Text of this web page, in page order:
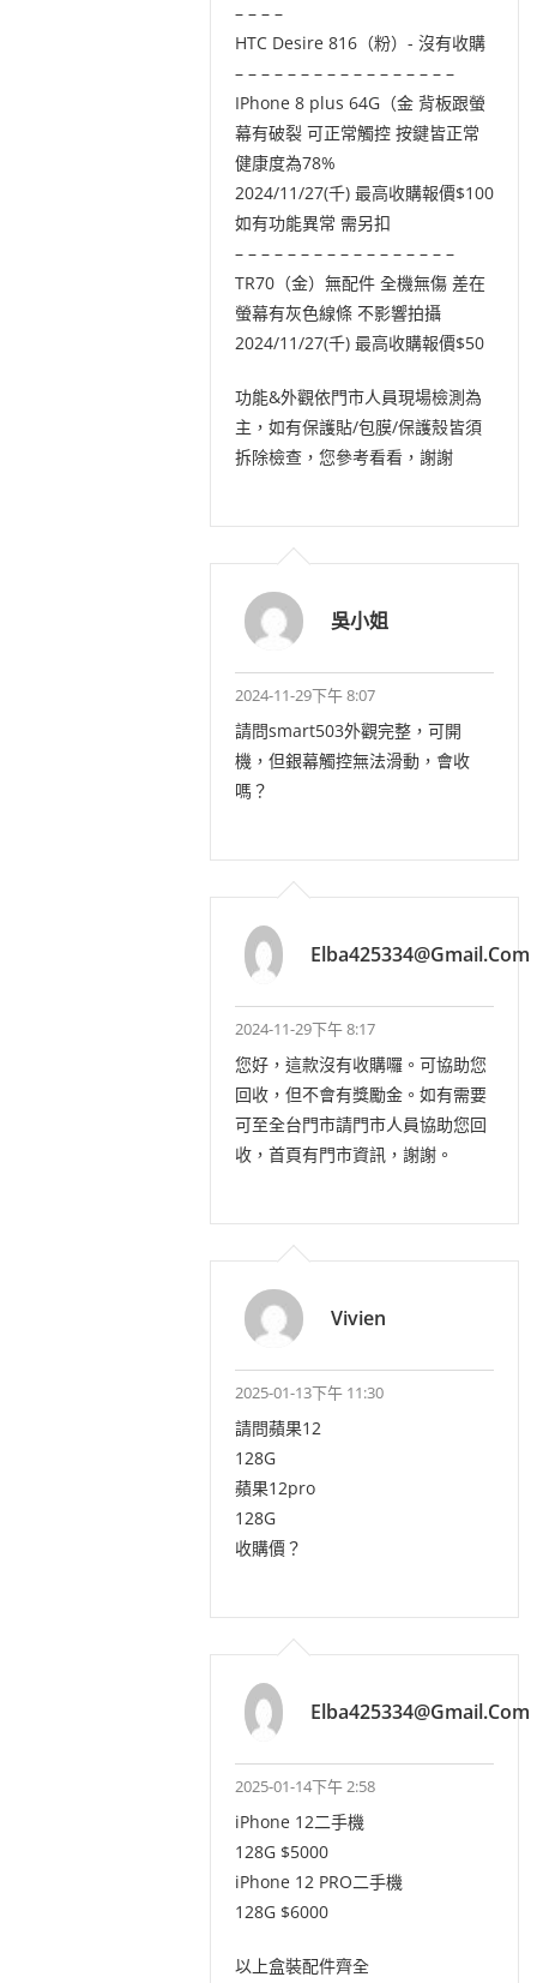
– – – –
HTC Desire 816（粉）- 沒有收購
– – – – – – – – – – – – – – – – –
IPhone 8 plus 64G（金 背板跟螢
幕有破裂 可正常觸控 按鍵皆正常
健康度為78%
2024/11/27(千) 最高收購報價$100
如有功能異常 需另扣
– – – – – – – – – – – – – – – – –
TR70（金）無配件 全機無傷 差在
螢幕有灰色線條 不影響拍攝
2024/11/27(千) 最高收購報價$50
功能&外觀依門市人員現場檢測為
主，如有保護貼/包膜/保護殼皆須
拆除檢查，您參考看看，謝謝
吳小姐
2024-11-29下午 8:07
請問smart503外觀完整，可開
機，但銀幕觸控無法滑動，會收
嗎？
Elba425334@gmail.com
2024-11-29下午 8:17
您好，這款沒有收購囉。可協助您
回收，但不會有獎勵金。如有需要
可至全台門市請門市人員協助您回
收，首頁有門市資訊，謝謝。
Vivien
2025-01-13下午 11:30
請問蘋果12
128G
蘋果12pro
128G
收購價？
Elba425334@gmail.com
2025-01-14下午 2:58
iPhone 12二手機
128G $5000
iPhone 12 PRO二手機
128G $6000
以上盒裝配件齊全